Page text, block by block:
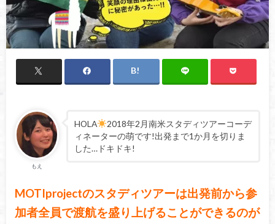
もえ
HOLA
2018年2月南米スタディツアーコーデ
ィネーターの萌です!出発まで1か月を切りま
した…ドキドキ!
MOTIprojectのスタディツアーは出発前から参
加者全員で渡航を盛り上げることができるのが